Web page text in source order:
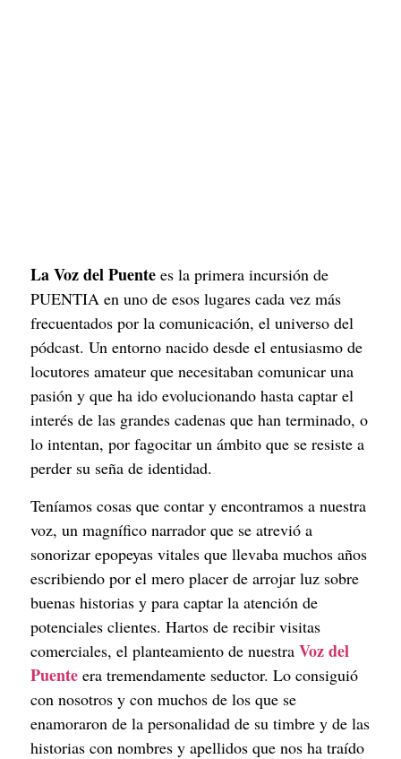
La Voz del Puente es la primera incursión de
PUENTIA en uno de esos lugares cada vez más
frecuentados por la comunicación, el universo del
pódcast. Un entorno nacido desde el entusiasmo de
locutores amateur que necesitaban comunicar una
pasión y que ha ido evolucionando hasta captar el
interés de las grandes cadenas que han terminado, o
lo intentan, por fagocitar un ámbito que se resiste a
perder su seña de identidad.
Teníamos cosas que contar y encontramos a nuestra
voz, un magnífico narrador que se atrevió a
sonorizar epopeyas vitales que llevaba muchos años
escribiendo por el mero placer de arrojar luz sobre
buenas historias y para captar la atención de
potenciales clientes. Hartos de recibir visitas
comerciales, el planteamiento de nuestra Voz del
Puente era tremendamente seductor. Lo consiguió
con nosotros y con muchos de los que se
enamoraron de la personalidad de su timbre y de las
historias con nombres y apellidos que nos ha traído